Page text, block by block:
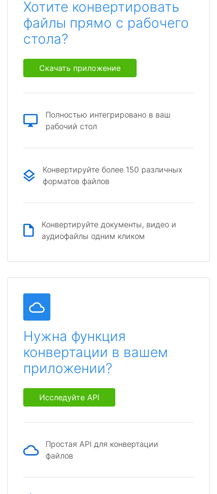
Хотите конвертировать
файлы прямо с рабочего
стола?
Скачать приложение
Полностью интегрировано в ваш
рабочий стол
Конвертируйте более 150 различных
форматов файлов
Конвертируйте документы, видео и
аудиофайлы одним кликом
Нужна функция
конвертации в вашем
приложении?
Исследуйте API
Простая API для конвертации
файлов